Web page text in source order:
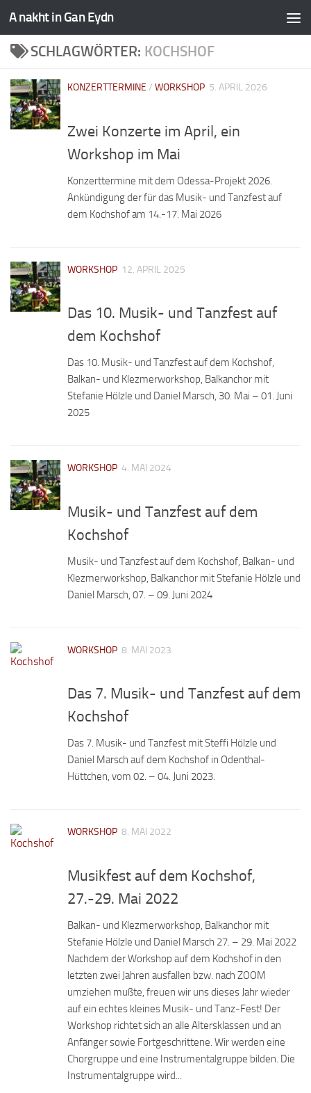
A nakht in Gan Eydn
SCHLAGWÖRTER: KOCHSHOF
KONZERTTERMINE / WORKSHOP 5. APRIL 2026
Zwei Konzerte im April, ein
Workshop im Mai
Konzerttermine mit dem Odessa-Projekt 2026.
Ankündigung der für das Musik- und Tanzfest auf
dem Kochshof am 14.-17. Mai 2026
WORKSHOP 12. APRIL 2025
Das 10. Musik- und Tanzfest auf
dem Kochshof
Das 10. Musik- und Tanzfest auf dem Kochshof,
Balkan- und Klezmerworkshop, Balkanchor mit
Stefanie Hölzle und Daniel Marsch, 30. Mai – 01. Juni
2025
WORKSHOP 4. MAI 2024
Musik- und Tanzfest auf dem
Kochshof
Musik- und Tanzfest auf dem Kochshof, Balkan- und
Klezmerworkshop, Balkanchor mit Stefanie Hölzle und
Daniel Marsch, 07. – 09. Juni 2024
WORKSHOP 8. MAI 2023
Das 7. Musik- und Tanzfest auf dem
Kochshof
Das 7. Musik- und Tanzfest mit Steffi Hölzle und
Daniel Marsch auf dem Kochshof in Odenthal-
Hüttchen, vom 02. – 04. Juni 2023.
WORKSHOP 8. MAI 2022
Musikfest auf dem Kochshof,
27.-29. Mai 2022
Balkan- und Klezmerworkshop, Balkanchor mit
Stefanie Hölzle und Daniel Marsch 27. – 29. Mai 2022
Nachdem der Workshop auf dem Kochshof in den
letzten zwei Jahren ausfallen bzw. nach ZOOM
umziehen mußte, freuen wir uns dieses Jahr wieder
auf ein echtes kleines Musik- und Tanz-Fest! Der
Workshop richtet sich an alle Altersklassen und an
Anfänger sowie Fortgeschrittene. Wir werden eine
Chorgruppe und eine Instrumentalgruppe bilden. Die
Instrumentalgruppe wird...